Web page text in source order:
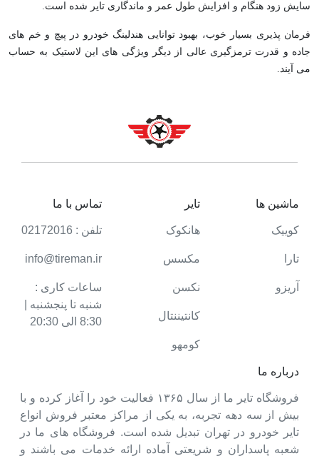
سایش زود هنگام و افزایش طول عمر و ماندگاری تایر شده است.
فرمان پذیری بسیار خوب، بهبود توانایی هندلینگ خودرو در پیچ و خم های
جاده و قدرت ترمزگیری عالی از دیگر ویژگی های این لاستیک به حساب
می آیند.
درباره ما
فروشگاه تایر ما از سال ۱۳۶۵ فعالیت خود را آغاز کرده و با
بیش از سه دهه تجربه، به یکی از مراکز معتبر فروش انواع
تایر خودرو در تهران تبدیل شده است. فروشگاه های ما در
شعبه پاسداران و شریعتی آماده ارائه خدمات می باشند و
ماشین ها
کوییک
تارا
آریزو
تایر
هانکوک
مکسس
نکسن
کانتیننتال
کومهو
تماس با ما
تلفن : 02172016
info@tireman.ir
ساعات کاری :
شنبه تا پنجشنبه |
8:30 الی 20:30